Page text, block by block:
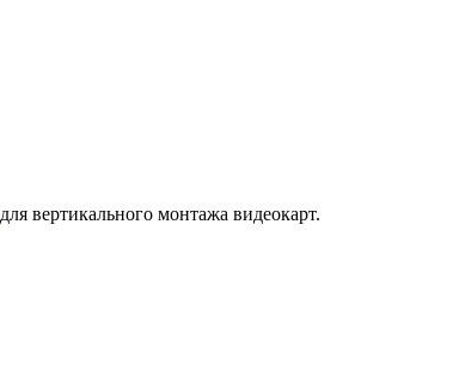
для вертикального монтажа видеокарт.